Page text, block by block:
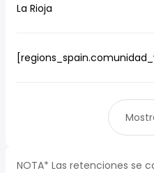
La Rioja
NOTA* Las retenciones se